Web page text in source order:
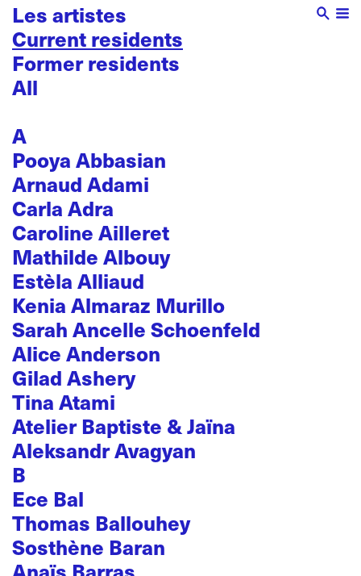
Les artistes
Current residents
Former residents
All
A
Pooya Abbasian
Arnaud Adami
Carla Adra
Caroline Ailleret
Mathilde Albouy
Estèla Alliaud
Kenia Almaraz Murillo
Sarah Ancelle Schoenfeld
Alice Anderson
Gilad Ashery
Tina Atami
Atelier Baptiste & Jaïna
Aleksandr Avagyan
B
Ece Bal
Thomas Ballouhey
Sosthène Baran